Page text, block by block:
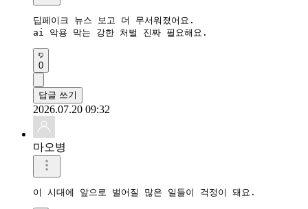
딥페이크 뉴스 보고 더 무서워졌어요.
ai 악용 막는 강한 처벌 진짜 필요해요.
0
답글 쓰기
2026.07.20 09:32
마오병
이 시대에 앞으로 벌어질 많은 일들이 걱정이 돼요.